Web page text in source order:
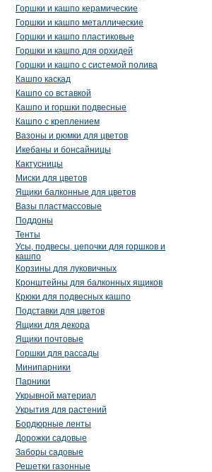
Горшки и кашпо керамические
Горшки и кашпо металлические
Горшки и кашпо пластиковые
Горшки и кашпо для орхидей
Горшки и кашпо с системой полива
Кашпо каскад
Кашпо со вставкой
Кашпо и горшки подвесные
Кашпо с креплением
Вазоны и рюмки для цветов
Икебаны и бонсайницы
Кактусницы
Миски для цветов
Ящики балконные для цветов
Вазы пластмассовые
Поддоны
Тенты
Усы, подвесы, цепочки для горшков и
кашпо
Корзины для луковичных
Кронштейны для балконных ящиков
Крюки для подвесных кашпо
Подставки для цветов
Ящики для декора
Ящики почтовые
Горшки для рассады
Минипарники
Парники
Укрывной материал
Укрытия для растений
Бордюрные ленты
Дорожки садовые
Заборы садовые
Решетки газонные